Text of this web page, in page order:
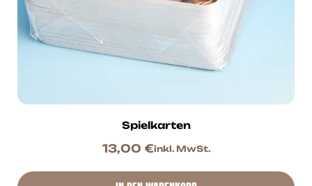
Spielkarten
13,00 €inkl. MwSt.